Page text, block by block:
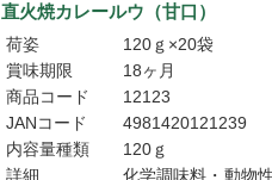
直火焼カレールウ（甘口）
荷姿
120ｇ×20袋
賞味期限
18ヶ月
商品コード
12123
JANコード
4981420121239
内容量種類
120ｇ
詳細
化学調味料・動物